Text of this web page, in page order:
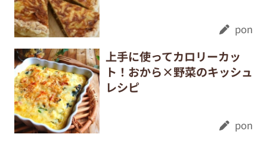
pon
上手に使ってカロリーカッ
ト！おから×野菜のキッシュ
レシピ
pon